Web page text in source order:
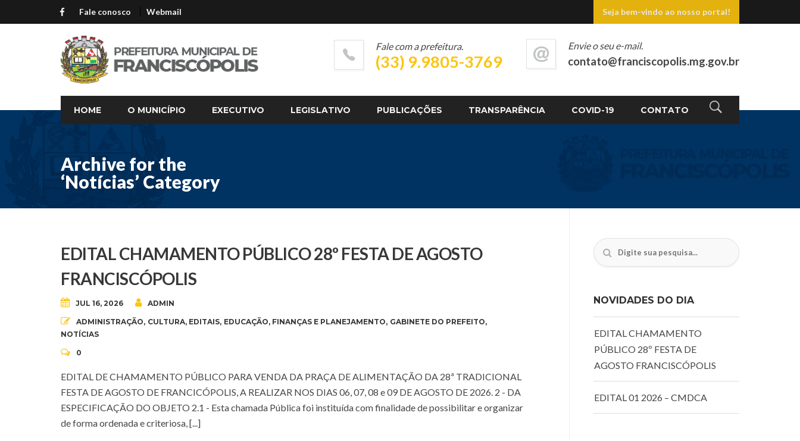
Seja bem-vindo ao nosso portal!
Fale conosco Webmail
HOME O MUNICÍPIO EXECUTIVO LEGISLATIVO PUBLICAÇÕES TRANSPARÊNCIA COVID-19 CONTATO
Envie o seu e-mail.
contato@franciscopolis.mg.gov.br
Fale com a prefeitura.
(33) 9.9805-3769
Archive for the
‘Notícias’ Category
EDITAL CHAMAMENTO PÚBLICO 28º FESTA DE AGOSTO
FRANCISCÓPOLIS
JUL 16, 2026 ADMIN
ADMINISTRAÇÃO, CULTURA, EDITAIS, EDUCAÇÃO, FINANÇAS E PLANEJAMENTO, GABINETE DO PREFEITO,
NOTÍCIAS
0
EDITAL DE CHAMAMENTO PÚBLICO PARA VENDA DA PRAÇA DE ALIMENTAÇÃO DA 28ª TRADICIONAL
FESTA DE AGOSTO DE FRANCICÓPOLIS, A REALIZAR NOS DIAS 06, 07, 08 e 09 DE AGOSTO DE 2026. 2 - DA
ESPECIFICAÇÃO DO OBJETO 2.1 - Esta chamada Pública foi instituída com finalidade de possibilitar e organizar
de forma ordenada e criteriosa, [...]
NOVIDADES DO DIA
EDITAL CHAMAMENTO
PÚBLICO 28º FESTA DE
AGOSTO FRANCISCÓPOLIS
EDITAL 01 2026 – CMDCA